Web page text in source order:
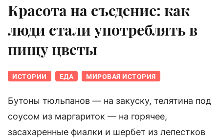
Красота на съедение: как
люди стали употреблять в
пищу цветы
ИСТОРИИ ЕДА МИРОВАЯ ИСТОРИЯ
Бутоны тюльпанов — на закуску, телятина под
соусом из маргариток — на горячее,
засахаренные фиалки и шербет из лепестков